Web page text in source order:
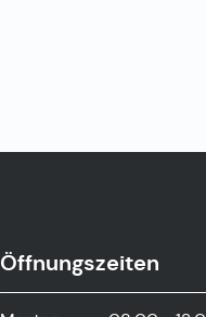
Öffnungszeiten